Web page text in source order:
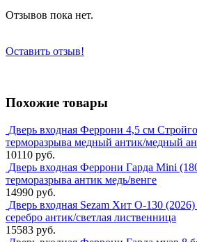
Отзывов пока нет.
Оставить отзыв!
Похожие товары
Дверь входная Феррони 4,5 см
терморазрыва медный антик/медный
10110 руб.
Дверь входная Феррони Гарда Mini
терморазрыва антик медь/венге
14990 руб.
Дверь входная Sezam Хит О-130 (2026)
серебро антик/светлая лиственница
15583 руб.